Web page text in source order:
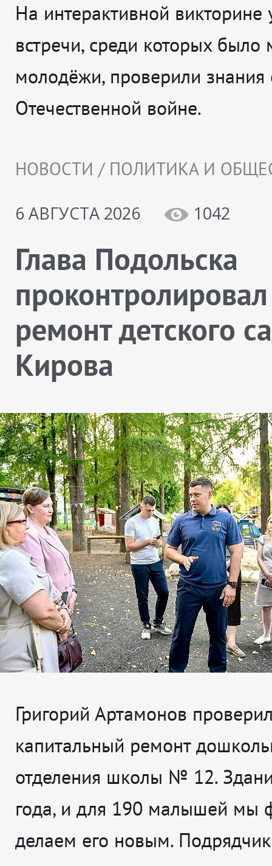
На интерактивной викторине
встречи, среди которых было
молодёжи, проверили знания
Отечественной войне.
НОВОСТИ / ПОЛИТИКА И
6 АВГУСТА 2026
1042
Глава Подольска
проконтролировал
ремонт детского
Кирова
Григорий Артамонов
капитальный ремонт
отделения школы № 12.
года, и для 190 малышей мы
делаем его новым. Подрядчик